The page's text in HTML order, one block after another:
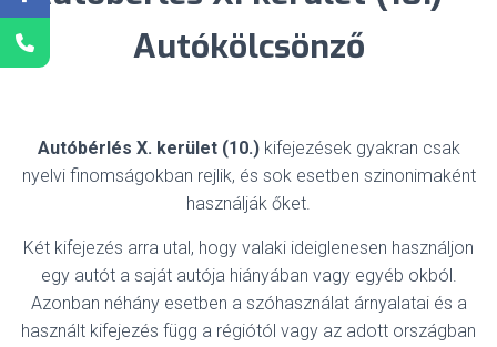
Autókölcsönző
Autóbérlés X. kerület (10.)kifejezések gyakran csak
nyelvi finomságokban rejlik, és sok esetben szinonimaként
használják őket.
Két kifejezés arra utal, hogy valaki ideiglenesen használjon
egy autót a saját autója hiányában vagy egyéb okból.
Azonban néhány esetben a szóhasználat árnyalatai és a
használt kifejezés függ a régiótól vagy az adott országban